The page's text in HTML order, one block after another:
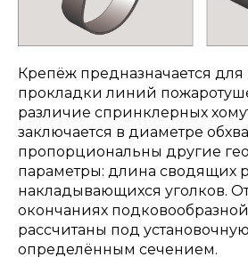
Крепёж предназначается для
прокладки линий
различие спринклерных
заключается в диаметре
пропорциональны другие
параметры: длина сводящих
накладывающихся уголков.
окончаниях
рассчитаны под
определённым сечением.